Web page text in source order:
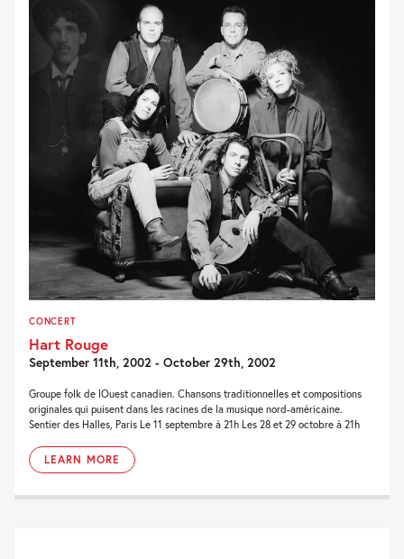
CONCERT
Hart Rouge
September 11th, 2002 - October 29th, 2002
Groupe folk de lOuest canadien. Chansons traditionnelles et compositions
originales qui puisent dans les racines de la musique nord-américaine.
Sentier des Halles, Paris Le 11 septembre à 21h Les 28 et 29 octobre à 21h
LEARN MORE